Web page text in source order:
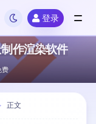
登录
作渲染软件
费
正文